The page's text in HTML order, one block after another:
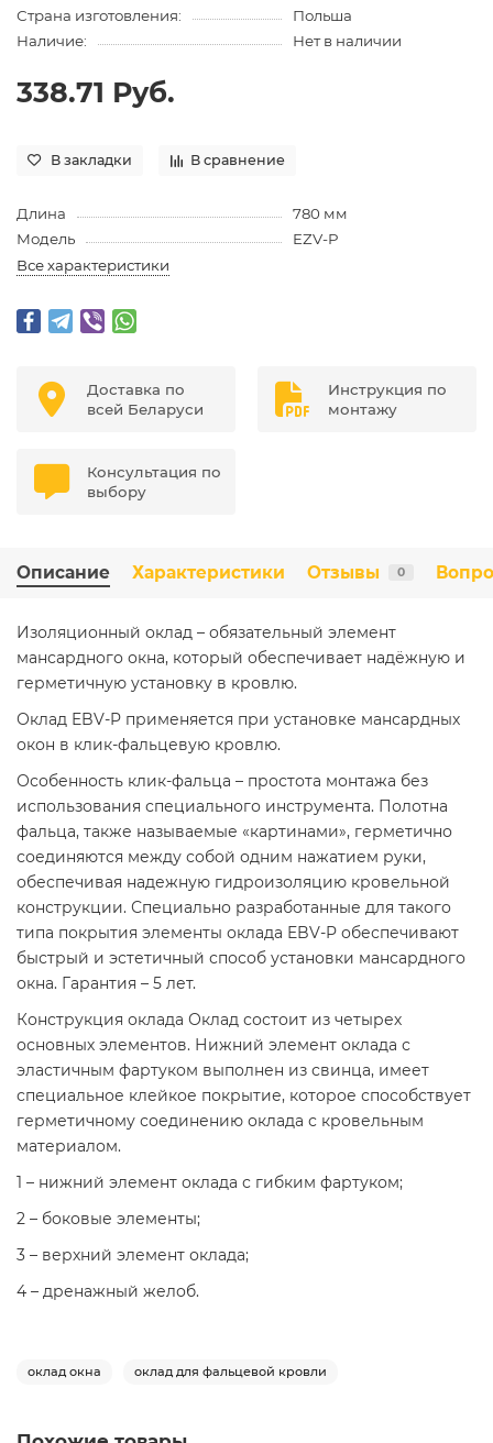
Страна изготовления:
Польша
Наличие:
Нет в наличии
338.71 Руб.
В закладки В сравнение
Длина
780 мм
Модель
EZV-P
Все характеристики
Доставка по
всей Беларуси
Инструкция по
монтажу
Консультация по
выбору
Описание Характеристики Отзывы 0
Изоляционный оклад – обязательный элемент
мансардного окна, который обеспечивает надёжную и
герметичную установку в кровлю.
Оклад EBV-P применяется при установке мансардных
окон в клик-фальцевую кровлю.
Особенность клик-фальца – простота монтажа без
использования специального инструмента. Полотна
фальца, также называемые «картинами», герметично
соединяются между собой одним нажатием руки,
обеспечивая надежную гидроизоляцию кровельной
конструкции. Специально разработанные для такого
типа покрытия элементы оклада EBV-P обеспечивают
быстрый и эстетичный способ установки мансардного
окна. Гарантия – 5 лет.
Конструкция оклада Оклад состоит из четырех
основных элементов. Нижний элемент оклада с
эластичным фартуком выполнен из свинца, имеет
специальное клейкое покрытие, которое способствует
герметичному соединению оклада с кровельным
материалом.
1 – нижний элемент оклада с гибким фартуком;
2 – боковые элементы;
3 – верхний элемент оклада;
4 – дренажный желоб.
оклад окна оклад для фальцевой кровли